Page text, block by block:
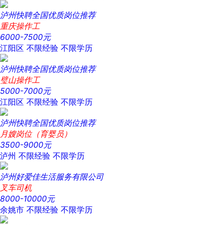
泸州快聘全国优质岗位推荐
重庆操作工
6000-7500元
江阳区 不限经验 不限学历
泸州快聘全国优质岗位推荐
璧山操作工
5000-7000元
江阳区 不限经验 不限学历
泸州快聘全国优质岗位推荐
月嫂岗位（育婴员）
3500-9000元
泸州 不限经验 不限学历
泸州好爱佳生活服务有限公司
叉车司机
8000-10000元
余姚市 不限经验 不限学历